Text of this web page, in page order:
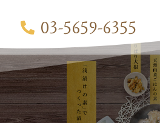
03-5659-6355